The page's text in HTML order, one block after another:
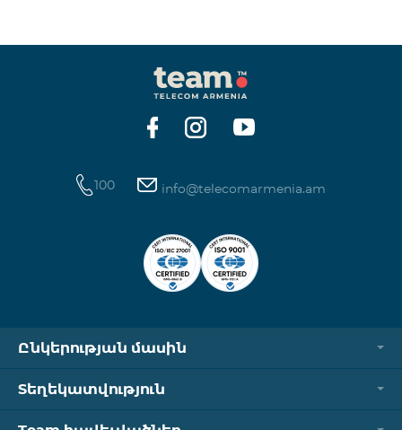
100 info@telecomarmenia.am
Ընկերության մասին
Տեղեկատվություն